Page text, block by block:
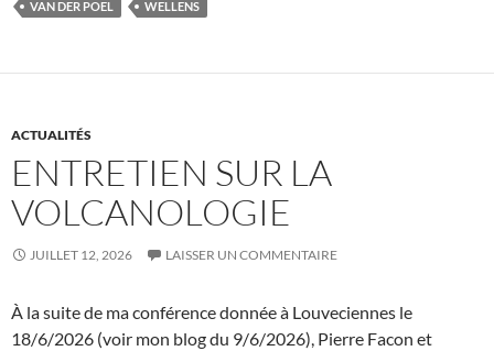
VAN DER POEL
WELLENS
ACTUALITÉS
ENTRETIEN SUR LA
VOLCANOLOGIE
JUILLET 12, 2026 LAISSER UN COMMENTAIRE
À la suite de ma conférence donnée à Louveciennes le
18/6/2026 (voir mon blog du 9/6/2026), Pierre Facon et